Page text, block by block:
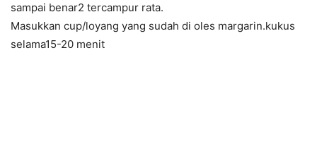
sampai benar2 tercampur rata.
Masukkan cup/loyang yang sudah di oles margarin.kukus
selama15-20 menit